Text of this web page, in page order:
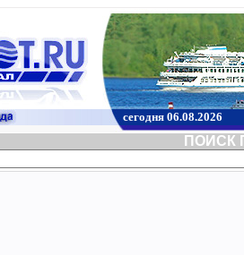
сегодня 06.08.2026
ПОИСК